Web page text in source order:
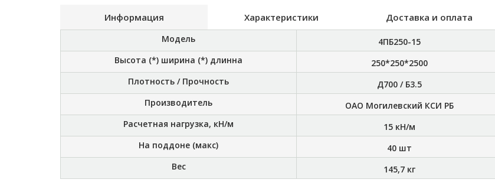
Информация Характеристики Доставка и оплата
Модель
4ПБ250-15
Высота (*) ширина (*) длинна
250*250*2500
Плотность / Прочность
Д700 / Б3.5
Производитель
ОАО Могилевский КСИ РБ
Расчетная нагрузка, кН/м
15 кН/м
На поддоне (макс)
40 шт
Вес
145,7 кг